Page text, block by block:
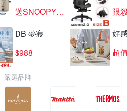
送SNOOPY匙筷組
限
DB 夢寢
$988
好
超
嚴選品牌